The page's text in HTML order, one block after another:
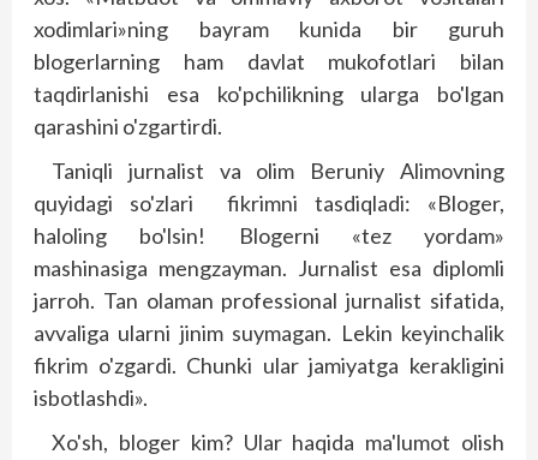
xodimlari»ning bayram kunida bir guruh
blogerlarning ham davlat mukofotlari bilan
taqdirlanishi esa ko'pchilikning ularga bo'lgan
qarashini o'zgartirdi.
Taniqli jurnalist va olim Beruniy Alimovning
quyidagi so'zlari fikrimni tasdiqladi: «Bloger,
haloling bo'lsin! Blogerni «tez yordam»
mashinasiga mengzayman. Jurnalist esa diplomli
jarroh. Tan olaman professional jurnalist sifatida,
avvaliga ularni jinim suymagan. Lekin keyinchalik
fikrim o'zgardi. Chunki ular jamiyatga kerakligini
isbotlashdi».
Xo'sh, bloger kim? Ular haqida ma'lumot olish